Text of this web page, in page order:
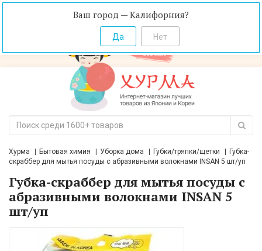
Ваш город — Калифорния?
Хурма Бытовая химия Уборка дома Губки/тряпки/щетки
Губка-
скраббер для мытья посуды с абразивными волокнами INSAN 5 шт/уп
Губка-скраббер для мытья посуды с
абразивными волокнами INSAN 5
шт/уп